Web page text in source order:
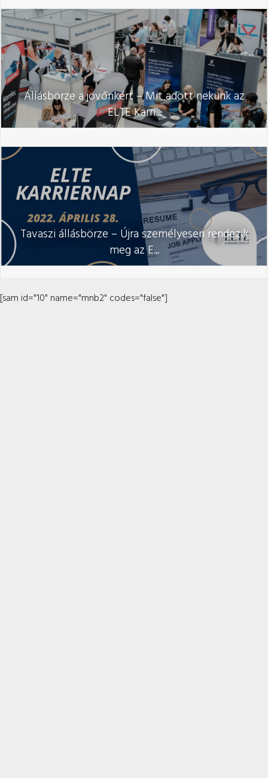
Állásbörze a jövőnkért – Mit adott nekünk az
ELTE Karri...
Tavaszi állásbörze – Újra személyesen rendezik
meg az E...
[sam id="10" name="mnb2" codes="false"]